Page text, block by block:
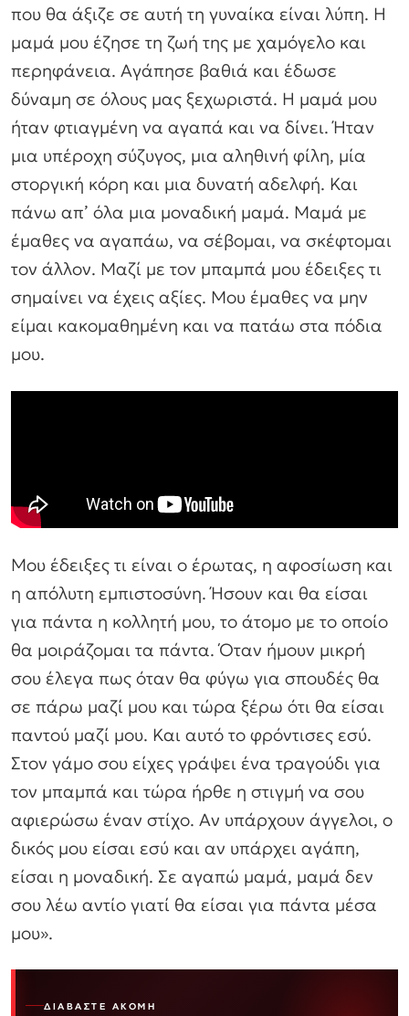
που θα άξιζε σε αυτή τη γυναίκα είναι λύπη. Η
μαμά μου έζησε τη ζωή της με χαμόγελο και
περηφάνεια. Αγάπησε βαθιά και έδωσε
δύναμη σε όλους μας ξεχωριστά. Η μαμά μου
ήταν φτιαγμένη να αγαπά και να δίνει. Ήταν
μια υπέροχη σύζυγος, μια αληθινή φίλη, μία
στοργική κόρη και μια δυνατή αδελφή. Και
πάνω απ’ όλα μια μοναδική μαμά. Μαμά με
έμαθες να αγαπάω, να σέβομαι, να σκέφτομαι
τον άλλον. Μαζί με τον μπαμπά μου έδειξες τι
σημαίνει να έχεις αξίες. Μου έμαθες να μην
είμαι κακομαθημένη και να πατάω στα πόδια
μου.
Μου έδειξες τι είναι ο έρωτας, η αφοσίωση και
η απόλυτη εμπιστοσύνη. Ήσουν και θα είσαι
για πάντα η κολλητή μου, το άτομο με το οποίο
θα μοιράζομαι τα πάντα. Όταν ήμουν μικρή
σου έλεγα πως όταν θα φύγω για σπουδές θα
σε πάρω μαζί μου και τώρα ξέρω ότι θα είσαι
παντού μαζί μου. Και αυτό το φρόντισες εσύ.
Στον γάμο σου είχες γράψει ένα τραγούδι για
τον μπαμπά και τώρα ήρθε η στιγμή να σου
αφιερώσω έναν στίχο. Αν υπάρχουν άγγελοι, ο
δικός μου είσαι εσύ και αν υπάρχει αγάπη,
είσαι η μοναδική. Σε αγαπώ μαμά, μαμά δεν
σου λέω αντίο γιατί θα είσαι για πάντα μέσα
μου».
ΔΙΑΒΆΣΤΕ ΑΚΌΜΗ